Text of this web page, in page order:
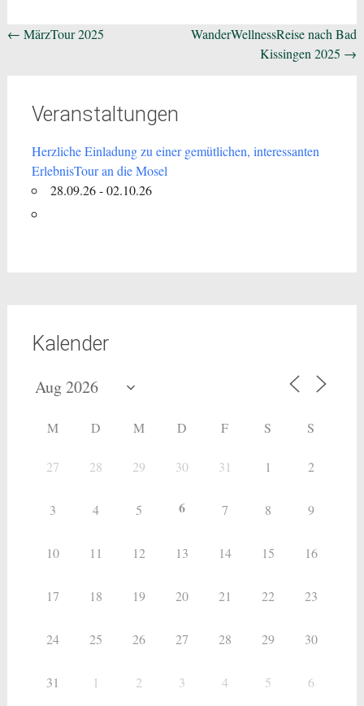
Beitragsnavigation
← MärzTour 2025
WanderWellnessReise nach Bad
Kissingen 2025 →
Veranstaltungen
Herzliche Einladung zu einer gemütlichen, interessanten
ErlebnisTour an die Mosel
28.09.26 - 02.10.26
Kalender
M D M D F S S
27 28 29 30 31 1 2
3 4 5 6 7 8 9
10 11 12 13 14 15 16
17 18 19 20 21 22 23
24 25 26 27 28 29 30
31 1 2 3 4 5 6